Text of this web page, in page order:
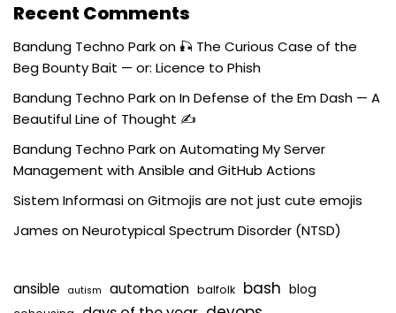
Recent Comments
Bandung Techno Parkon 🎣 The Curious Case of the
Beg Bounty Bait — or: Licence to Phish
Bandung Techno ParkonIn Defense of the Em Dash — A
Beautiful Line of Thought ✍️
Bandung Techno ParkonAutomating My Server
Management with Ansible and GitHub Actions
Sistem InformasionGitmojis are not just cute emojis
James onNeurotypical Spectrum Disorder (NTSD)
ansible autism automation balfolk bash blog